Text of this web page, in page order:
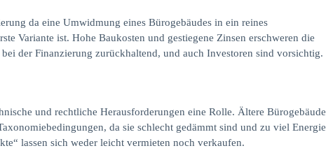
da eine Umwidmung eines Bürogebäudes in ein reines
Variante ist. Hohe Baukosten und gestiegene Zinsen erschweren die
der Finanzierung zurückhaltend, und auch Investoren sind vorsichtig.
und rechtliche Herausforderungen eine Rolle. Ältere Bürogebäude
da sie schlecht gedämmt sind und zu viel Energie
lassen sich weder leicht vermieten noch verkaufen.